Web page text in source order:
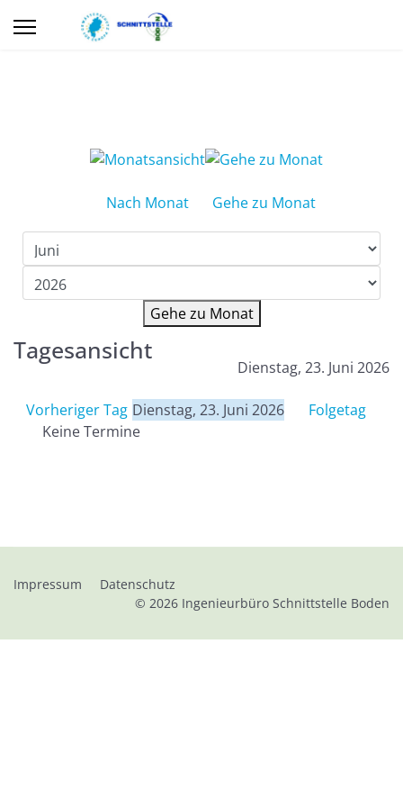
Nach Monat Gehe zu Monat
Gehe zu Monat
Tagesansicht
Dienstag, 23. Juni 2026
Vorheriger Tag Dienstag, 23. Juni 2026
Folgetag
Keine Termine
Impressum
Datenschutz
© 2026 Ingenieurbüro Schnittstelle Boden